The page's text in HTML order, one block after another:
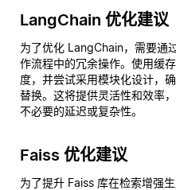
LangChain 优化建议
为了优化 LangChain，需要通
作流程中的冗余操作。使用缓
度，并尝试采用模块化设计，
替换。这将提供灵活性和效率
不必要的延迟或复杂性。
Faiss 优化建议
为了提升 Faiss 库在检索增强